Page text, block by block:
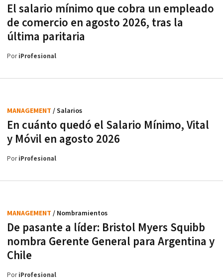
El salario mínimo que cobra un empleado
de comercio en agosto 2026, tras la
última paritaria
PoriProfesional
En cuánto quedó el Salario Mínimo, Vital
y Móvil en agosto 2026
MANAGEMENT / Salarios
PoriProfesional
De pasante a líder: Bristol Myers Squibb
nombra Gerente General para Argentina y
Chile
MANAGEMENT / Nombramientos
PoriProfesional